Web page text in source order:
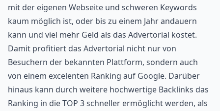
mit der eigenen Webseite und schweren Keywords
kaum möglich ist, oder bis zu einem Jahr andauern
kann und viel mehr Geld als das Advertorial kostet.
Damit profitiert das Advertorial nicht nur von
Besuchern der bekannten Plattform, sondern auch
von einem excelenten Ranking auf Google. Darüber
hinaus kann durch weitere hochwertige Backlinks das
Ranking in die TOP 3 schneller ermöglicht werden, als